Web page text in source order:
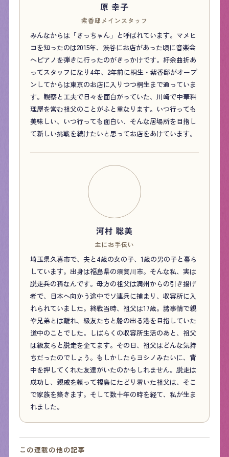
原 幸子
紫香邸メインスタッフ
みんなからは「さっちゃん」と呼ばれています。マメヒ
コを知ったのは2015年、渋谷にお店があった頃に音楽会
へピアノを弾きに行ったのがきっかけです。紆余曲折あ
ってスタッフになり4年、2年前に桐生・紫香邸がオープ
ンしてからは東京のお店に入りつつ桐生まで通っていま
す。観察と工夫で日々を面白がっていた、川崎で中華料
理屋を営む祖父のことがふと重なります。いつ行っても
美味しい、いつ行っても面白い、そんな居場所を目指し
て新しい挑戦を続けたいと思ってお店をあけています。
河村 聡美
主にお手伝い
埼玉県久喜市で、夫と4歳の女の子、1歳の男の子と暮ら
しています。出身は福島県の須賀川市。そんな私、実は
脱走兵の孫なんです。母方の祖父は満州からの引き揚げ
者で、日本へ向かう途中でソ連兵に捕まり、収容所に入
れられていました。終戦当時、祖父は17歳。諸事情で親
や兄弟とは離れ、級友たちと船の出る港を目指していた
道中のことでした。しばらくの収容所生活のあと、祖父
は級友らと脱走を企てます。その日、祖父はどんな気持
ちだったのでしょう。もしかしたらヨシノみたいに、背
中を押してくれた友達がいたのかもしれません。脱走は
成功し、親戚を頼って福島にたどり着いた祖父は、そこ
で家族を築きます。そして数十年の時を経て、私が生ま
れました。
この連載の他の記事